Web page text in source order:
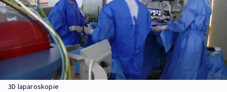
3D laparoskopie